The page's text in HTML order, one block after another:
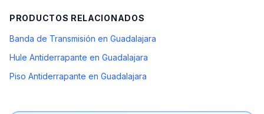
PRODUCTOS RELACIONADOS
Banda de Transmisión en Guadalajara
Hule Antiderrapante en Guadalajara
Piso Antiderrapante en Guadalajara